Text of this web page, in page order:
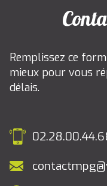
Remplissez ce
mieux pour vous
délais.